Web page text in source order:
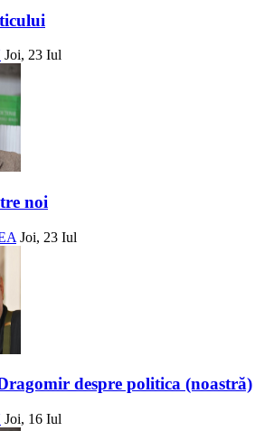
Joi, 23 Iul
noi
Joi, 23 Iul
despre politica (noastră)
Joi, 16 Iul